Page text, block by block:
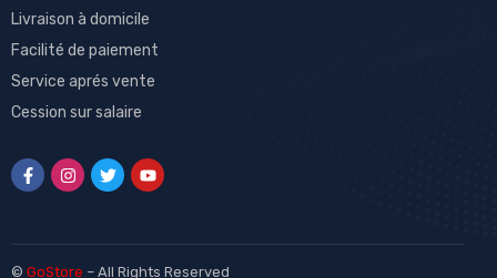
Livraison à domicile
Facilité de paiement
Service aprés vente
Cession sur salaire
© GoStore – All Rights Reserved